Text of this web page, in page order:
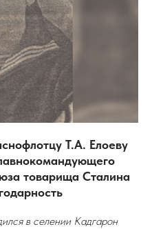
Т.А. Елоеву
товарища Сталина
в селении Кадгарон